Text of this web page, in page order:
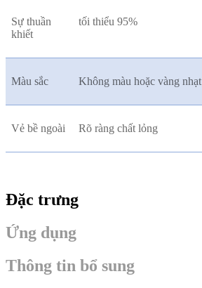
Sự thuần
khiết
tối thiểu 95%
Màu sắc Không màu hoặc vàng nhạt
Vẻ bề ngoài Rõ ràng chất lỏng
Đặc trưng
Ứng dụng
Thông tin bổ sung